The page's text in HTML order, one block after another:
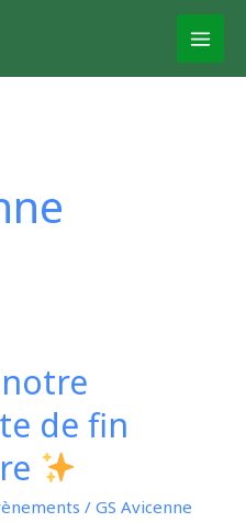
de fin
/GS Avicenne